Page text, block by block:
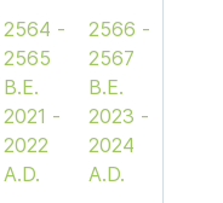
2564 -
2565
B.E.
2021 -
2022
A.D.
2566 -
2567
B.E.
2023 -
2024
A.D.